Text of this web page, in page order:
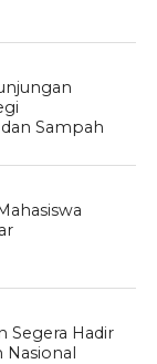
Sampah
Segera Hadir
Nasional